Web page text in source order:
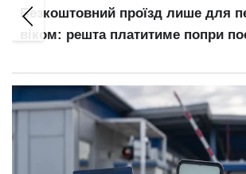
Безкоштовний проїзд лише для
віком: решта платитиме попри